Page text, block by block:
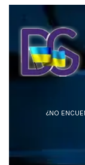
¿NO